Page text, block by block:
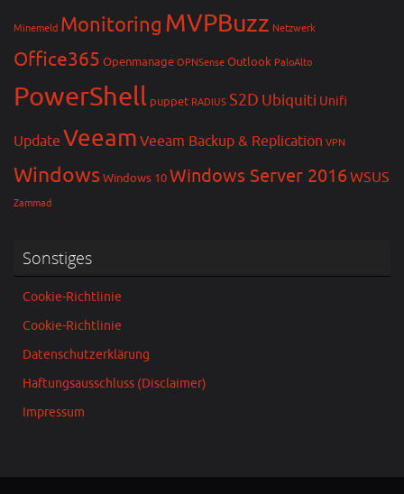
Minemeld Monitoring MVPBuzz Netzwerk
Office365 Openmanage OPNSense Outlook PaloAlto
PowerShell puppet RADIUS S2D Ubiquiti Unifi
Update Veeam Veeam Backup & Replication VPN
WindowsWindows 10Windows Server 2016WSUS
Zammad
Sonstiges
Cookie-Richtlinie
Cookie-Richtlinie
Datenschutzerklärung
Haftungsausschluss (Disclaimer)
Impressum